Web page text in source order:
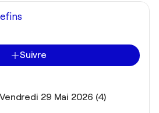
Suivre
29 Mai 2026 (4)